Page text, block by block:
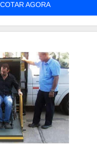
vida útil das
ou manchamento
COTAR AGORA